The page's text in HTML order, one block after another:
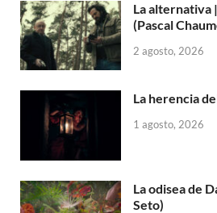
La alternativa
(Pascal
2 agosto, 2026
La herencia
1 agosto, 2026
La odisea de
Seto)